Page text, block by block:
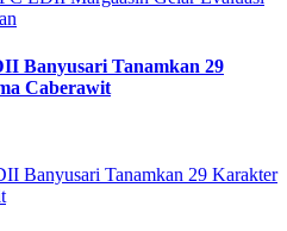
Banyusari Tanamkan 29
Caberawit